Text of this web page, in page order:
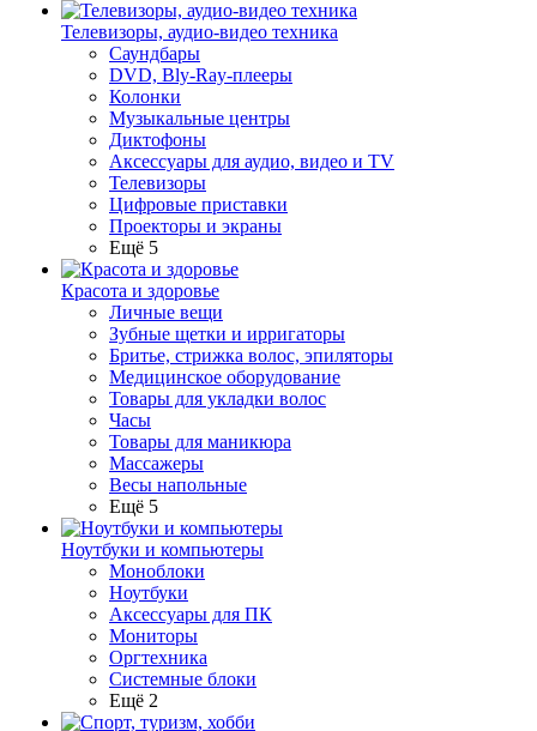
Телевизоры, аудио-видео техника
Саундбары
DVD, Bly-Ray-плееры
Колонки
Музыкальные центры
Диктофоны
Аксессуары для аудио, видео и TV
Телевизоры
Цифровые приставки
Проекторы и экраны
Ещё 5
Красота и здоровье
Личные вещи
Зубные щетки и ирригаторы
Бритье, стрижка волос, эпиляторы
Медицинское оборудование
Товары для укладки волос
Часы
Товары для маникюра
Массажеры
Весы напольные
Ещё 5
Ноутбуки и компьютеры
Моноблоки
Ноутбуки
Аксессуары для ПК
Мониторы
Оргтехника
Системные блоки
Ещё 2